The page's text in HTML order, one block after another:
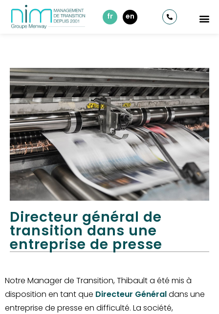
fr en
Directeur général de
transition dans une
entreprise de presse
Notre Manager de Transition, Thibault a été mis à
disposition en tant que Directeur Généraldans une
entreprise de presse en difficulté. La société,